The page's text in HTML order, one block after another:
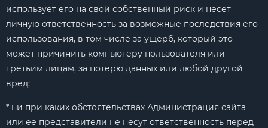
использует его на свой собственный риск и несет
личную ответственность за возможные последствия его
использования, в том числе за ущерб, который это
может причинить компьютеру пользователя или
третьим лицам, за потерю данных или любой другой
вред;
* ни при каких обстоятельствах Администрация сайта
или ее представители не несут ответственность перед